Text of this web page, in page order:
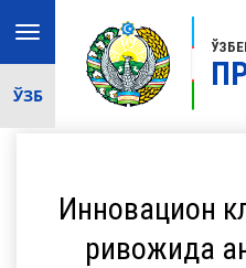
Toggle
navigation
ЎЗБ
Инновацион
ривожида